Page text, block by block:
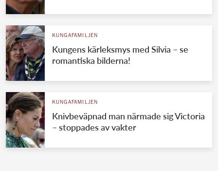
KUNGAFAMILJEN
Kungens kärleksmys med Silvia – se
romantiska bilderna!
KUNGAFAMILJEN
Knivbeväpnad man närmade sig Victoria
– stoppades av vakter